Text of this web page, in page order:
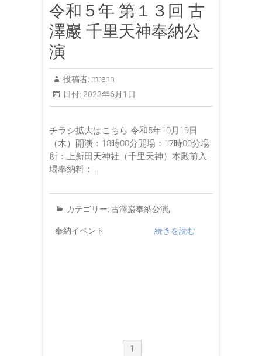
令和５年 第１３回 古
澤巖 千里天神奉納公
演
投稿者: mrenn
日付: 2023年6月1日
チラシ拡大はこちら 令和5年10月19日
（木）開演：18時00分開場：17時00分場
所：上新田天神社（千里天神）本殿前入
場奉納料：…
カテゴリー:古澤巌奉納公演,
奉納イベント 続きを読む
1